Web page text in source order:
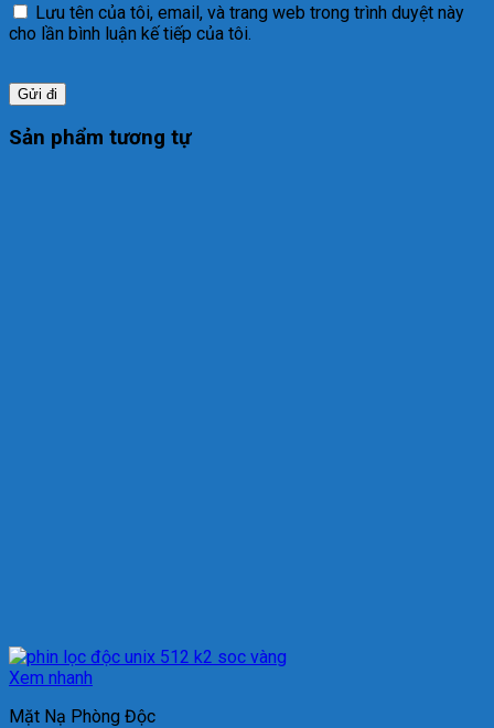
Lưu tên của tôi, email, và trang web trong trình duyệt này
cho lần bình luận kế tiếp của tôi.
Sản phẩm tương tự
Xem nhanh
Mặt Nạ Phòng Độc